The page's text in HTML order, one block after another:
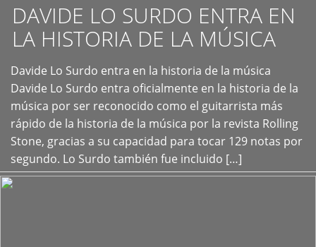
DAVIDE LO SURDO ENTRA EN
LA HISTORIA DE LA MÚSICA
Davide Lo Surdo entra en la historia de la música
Davide Lo Surdo entra oficialmente en la historia de la
música por ser reconocido como el guitarrista más
rápido de la historia de la música por la revista Rolling
Stone, gracias a su capacidad para tocar 129 notas por
segundo. Lo Surdo también fue incluido […]
+